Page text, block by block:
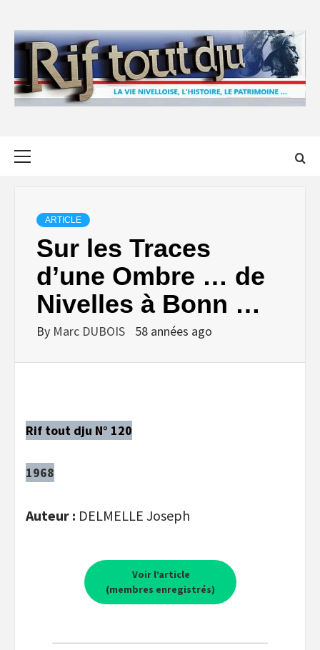
content
ARTICLE
Sur les Traces
d’une Ombre … de
Nivelles à Bonn …
By Marc DUBOIS 58 années ago
Rif tout dju N° 120
1968
Auteur : DELMELLE Joseph
Voir l’article
(membres enregistrés)